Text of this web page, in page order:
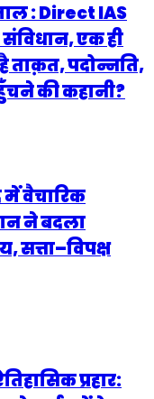
: Direct IAS
एक ही
ताक़त, पदोन्नति,
की कहानी?
में वैचारिक
ने बदला
सत्ता–विपक्ष
प्रहार: